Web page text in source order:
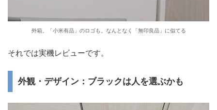
外箱。「小米有品」のロゴも。なんとなく「無印良品」に似てる
それでは実機レビューです。
外観・デザイン：ブラックは人を選ぶかも